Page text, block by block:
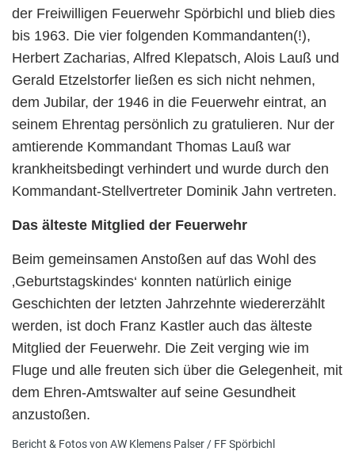
der Freiwilligen Feuerwehr Spörbichl und blieb dies
bis 1963. Die vier folgenden Kommandanten(!),
Herbert Zacharias, Alfred Klepatsch, Alois Lauß und
Gerald Etzelstorfer ließen es sich nicht nehmen,
dem Jubilar, der 1946 in die Feuerwehr eintrat, an
seinem Ehrentag persönlich zu gratulieren. Nur der
amtierende Kommandant Thomas Lauß war
krankheitsbedingt verhindert und wurde durch den
Kommandant-Stellvertreter Dominik Jahn vertreten.
Das älteste Mitglied der Feuerwehr
Beim gemeinsamen Anstoßen auf das Wohl des
‚Geburtstagskindes‘ konnten natürlich einige
Geschichten der letzten Jahrzehnte wiedererzählt
werden, ist doch Franz Kastler auch das älteste
Mitglied der Feuerwehr. Die Zeit verging wie im
Fluge und alle freuten sich über die Gelegenheit, mit
dem Ehren-Amtswalter auf seine Gesundheit
anzustoßen.
Bericht & Fotos von AW Klemens Palser / FF Spörbichl